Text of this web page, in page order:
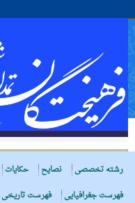
رشته تخصصی
نصایح حکایات
فهرست جغرافیایی
فهرست تاریخی